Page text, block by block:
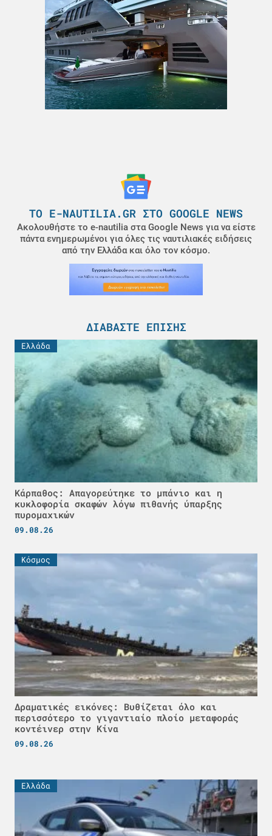
ΤΟ E-NAUTILIA.GR ΣΤΟ GOOGLE NEWS
Ακολουθήστε το e-nautilia στα Google News για να είστε
πάντα ενημερωμένοι για όλες τις ναυτιλιακές ειδήσεις
από την Ελλάδα και όλο τον κόσμο.
ΔΙΑΒΆΣΤΕ ΕΠΊΣΗΣ
Ελλάδα
Κάρπαθος: Απαγορεύτηκε το μπάνιο και η
κυκλοφορία σκαφών λόγω πιθανής ύπαρξης
πυρομαχικών
09.08.26
Κόσμος
Δραματικές εικόνες: Βυθίζεται όλο και
περισσότερο το γιγαντιαίο πλοίο μεταφοράς
κοντέινερ στην Κίνα
09.08.26
Ελλάδα